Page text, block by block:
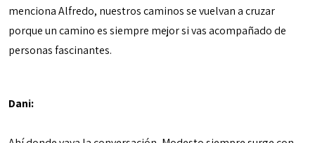
menciona Alfredo, nuestros caminos se vuelvan a cruzar
porque un camino es siempre mejor si vas acompañado de
personas fascinantes.
Dani: